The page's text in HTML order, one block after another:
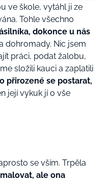
ve škole, vytáhl ji ze
Tohle všechno
dokonce u nás
dohromady. Nic jsem
práci, podat žalobu,
složili kauci a zaplatili
přirozené se postarat,
její vykuk jí o vše
se vším. Trpěla
ale ona